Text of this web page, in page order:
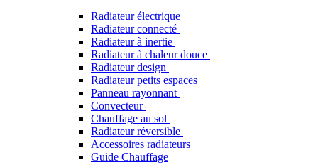
Radiateur électrique
Radiateur connecté
Radiateur à inertie
Radiateur à chaleur douce
Radiateur design
Radiateur petits espaces
Panneau rayonnant
Convecteur
Chauffage au sol
Radiateur réversible
Accessoires radiateurs
Guide Chauffage